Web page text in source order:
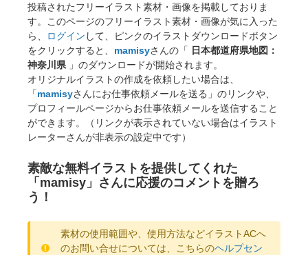
投稿されたフリーイラスト素材・画像を掲載しておりま
す。このページのフリーイラスト素材・画像が気に入った
ら、
ログイン して、ピンクのイラストダウンロードボタン
をクリックすると、 mamisyさんの「 日本都道府県地図：
神奈川県 」のダウンロードが開始されます。
オリジナルイラストの作成を依頼したい場合は、
「mamisyさんにお仕事依頼メールを送る」のリンクや、
プロフィールページからお仕事依頼メールを送信すること
ができます。（リンクが表示されていない場合はイラスト
レーターさんが非表示の設定中です）
素敵な無料イラストを提供してくれた
「mamisy」さんに応援のコメントを贈ろ
う！
素材の使用範囲や、使用方法などイラストACへ
のお問い合せについては、こちらのヘルプセン